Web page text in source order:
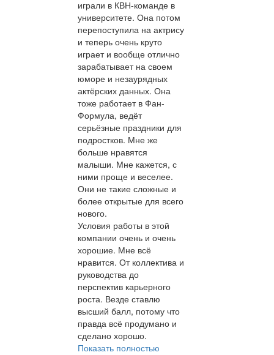
играли в КВН-команде в
университете. Она потом
перепоступила на актрису
и теперь очень круто
играет и вообще отлично
зарабатывает на своем
юморе и незаурядных
актёрских данных. Она
тоже работает в Фан-
Формула, ведёт
серьёзные праздники для
подростков. Мне же
больше нравятся
малыши. Мне кажется, с
ними проще и веселее.
Они не такие сложные и
более открытые для всего
нового.
Условия работы в этой
компании очень и очень
хорошие. Мне всё
нравится. От коллектива и
руководства до
перспектив карьерного
роста. Везде ставлю
высший балл, потому что
правда всё продумано и
сделано хорошо.
Показать полностью